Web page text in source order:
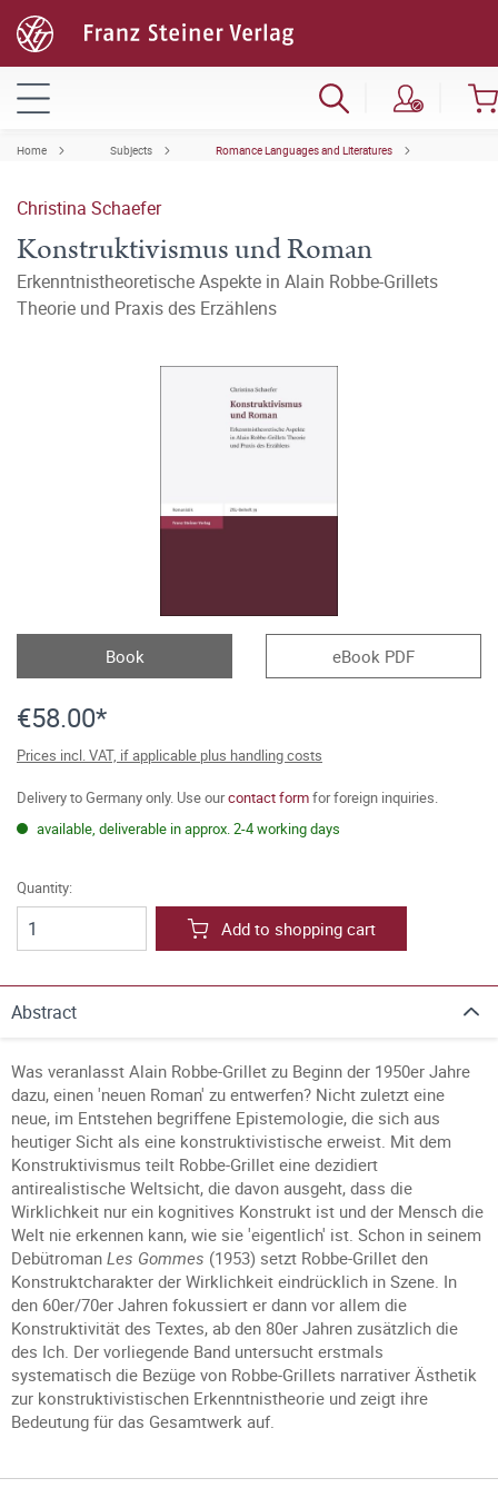
Home Subjects Romance Languages and Literatures
Christina Schaefer
Konstruktivismus und Roman
Erkenntnistheoretische Aspekte in Alain Robbe-Grillets
Theorie und Praxis des Erzählens
Book eBook PDF
€58.00*
Prices incl. VAT, if applicable plus handling costs
Delivery to Germany only. Use ourcontact formfor foreign inquiries.
available, deliverable in approx. 2-4 working days
Quantity:
Add to shopping cart
Abstract
Was veranlasst Alain Robbe-Grillet zu Beginn der 1950er Jahre
dazu, einen 'neuen Roman' zu entwerfen? Nicht zuletzt eine
neue, im Entstehen begriffene Epistemologie, die sich aus
heutiger Sicht als eine konstruktivistische erweist. Mit dem
Konstruktivismus teilt Robbe-Grillet eine dezidiert
antirealistische Weltsicht, die davon ausgeht, dass die
Wirklichkeit nur ein kognitives Konstrukt ist und der Mensch die
Welt nie erkennen kann, wie sie 'eigentlich' ist. Schon in seinem
Debütroman Les Gommes (1953) setzt Robbe-Grillet den
Konstruktcharakter der Wirklichkeit eindrücklich in Szene. In
den 60er/70er Jahren fokussiert er dann vor allem die
Konstruktivität des Textes, ab den 80er Jahren zusätzlich die
des Ich. Der vorliegende Band untersucht erstmals
systematisch die Bezüge von Robbe-Grillets narrativer Ästhetik
zur konstruktivistischen Erkenntnistheorie und zeigt ihre
Bedeutung für das Gesamtwerk auf.